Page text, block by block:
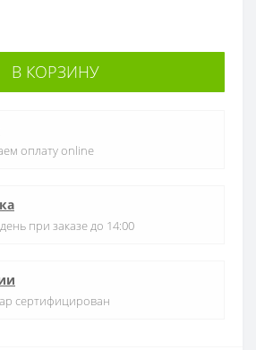
В КОРЗИНУ
оплату online
при заказе до 14:00
сертифицирован